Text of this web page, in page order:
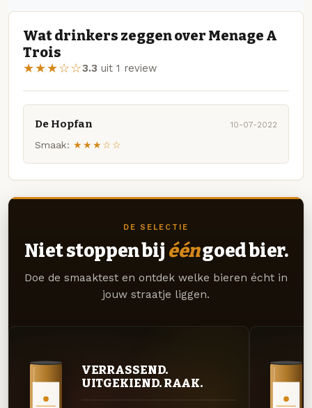
Wat drinkers zeggen over Menage A
Trois
★★★☆☆3.3 uit 1 review
De Hopfan 10-07-2022
Smaak: ★★★☆☆
DE SELECTIE
Niet stoppen bij ééngoed bier.
Doe de smaaktest en ontdek welke bieren écht in
jouw straatje liggen.
VERRASSEND.
UITGEKIEND. RAAK.